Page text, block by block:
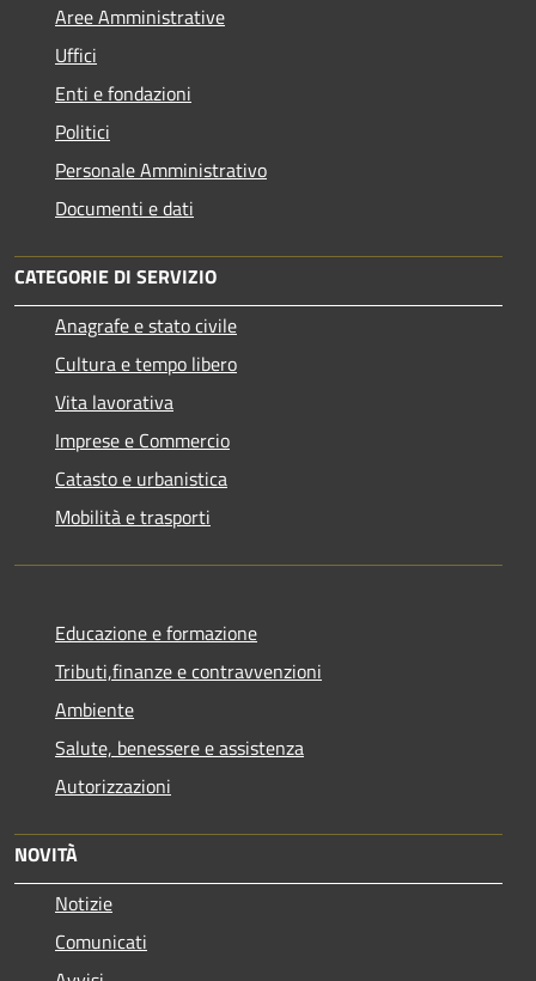
Aree Amministrative
Uffici
Enti e fondazioni
Politici
Personale Amministrativo
Documenti e dati
CATEGORIE DI SERVIZIO
Anagrafe e stato civile
Cultura e tempo libero
Vita lavorativa
Imprese e Commercio
Catasto e urbanistica
Mobilità e trasporti
Educazione e formazione
Tributi,finanze e contravvenzioni
Ambiente
Salute, benessere e assistenza
Autorizzazioni
NOVITÀ
Notizie
Comunicati